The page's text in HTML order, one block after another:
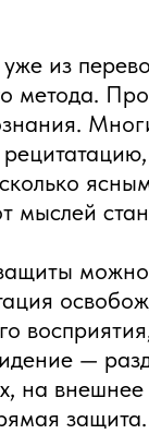
из
метода.
мыслей
можно
—
на
защита.